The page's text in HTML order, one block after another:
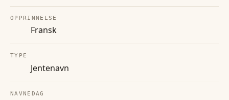
OPPRINNELSE
Fransk
TYPE
Jentenavn
NAVNEDAG